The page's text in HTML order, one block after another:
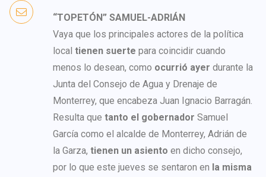
“TOPETÓN” SAMUEL-ADRIÁN
Vaya que los principales actores de la política
local tienen suerte para coincidir cuando
menos lo desean, como ocurrió ayer durante la
Junta del Consejo de Agua y Drenaje de
Monterrey, que encabeza Juan Ignacio Barragán.
Resulta que tanto el gobernador Samuel
García como el alcalde de Monterrey, Adrián de
la Garza, tienen un asiento en dicho consejo,
por lo que este jueves se sentaron en la misma